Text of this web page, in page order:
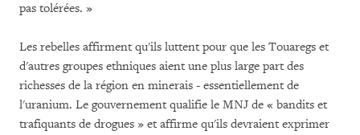
pas tolérées. »
Les rebelles affirment qu'ils luttent pour que les Touaregs et
d'autres groupes ethniques aient une plus large part des
richesses de la région en minerais - essentiellement de
l'uranium. Le gouvernement qualifie le MNJ de « bandits et
trafiquants de drogues » et affirme qu'ils devraient exprimer